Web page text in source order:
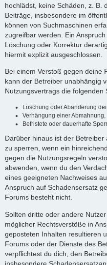
hochlädst, keine Schäden, z. B.
Beiträge, insbesondere im
können von Suchmaschinen
zugreifbar werden. Ein
Löschung oder Korrektur
hiermit explizit ausgeschlossen.
Bei einem Verstoß gegen deine
kann der Betreiber unabhängig
Nutzungsvertrags die
Löschung oder Abänderung
Verhängung einer Abmahnung,
Befristete oder dauerhafte
Darüber hinaus ist der
zu sperren, wenn ein
gegen die Nutzungsregeln
abwenden, wenn du den
eines geeigneten Nachweises
Anspruch auf Schadensersatz
Forums besteht nicht.
Sollten dritte oder andere
möglicher Rechtsverstöße in
geposteten Inhalten resultieren
Forums oder der Dienste des
verpflichtest du dich, den
insbesondere